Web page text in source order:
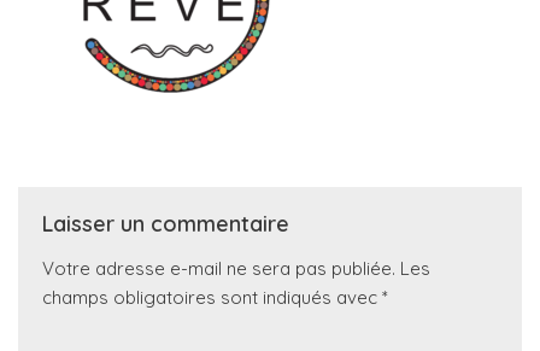
Laisser un commentaire
Votre adresse e-mail ne sera pas publiée. Les
champs obligatoires sont indiqués avec *